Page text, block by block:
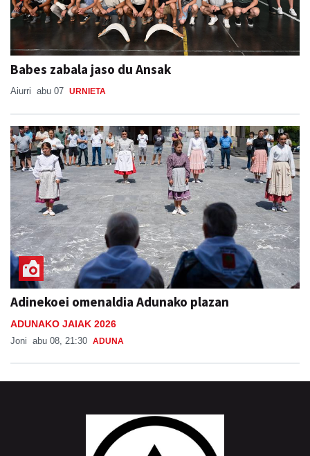
Babes zabala jaso du Ansak
Aiurri abu 07 URNIETA
Adinekoei omenaldia Adunako plazan
ADUNAKO JAIAK 2026
Joni abu 08, 21:30 ADUNA